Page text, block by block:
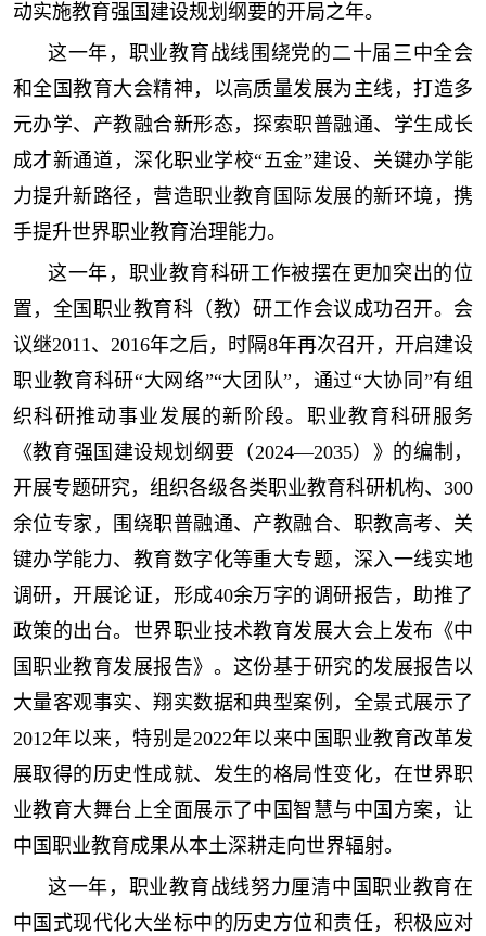
动实施教育强国建设规划纲要的开局之年。
这一年，职业教育战线围绕党的二十届三中全会
和全国教育大会精神，以高质量发展为主线，打造多
元办学、产教融合新形态，探索职普融通、学生成长
成才新通道，深化职业学校“五金”建设、关键办学能
力提升新路径，营造职业教育国际发展的新环境，携
手提升世界职业教育治理能力。
这一年，职业教育科研工作被摆在更加突出的位
置，全国职业教育科（教）研工作会议成功召开。会
议继2011、2016年之后，时隔8年再次召开，开启建设
职业教育科研“大网络”“大团队”，通过“大协同”有组
织科研推动事业发展的新阶段。职业教育科研服务
《教育强国建设规划纲要（2024—2035）》的编制，
开展专题研究，组织各级各类职业教育科研机构、300
余位专家，围绕职普融通、产教融合、职教高考、关
键办学能力、教育数字化等重大专题，深入一线实地
调研，开展论证，形成40余万字的调研报告，助推了
政策的出台。世界职业技术教育发展大会上发布《中
国职业教育发展报告》。这份基于研究的发展报告以
大量客观事实、翔实数据和典型案例，全景式展示了
2012年以来，特别是2022年以来中国职业教育改革发
展取得的历史性成就、发生的格局性变化，在世界职
业教育大舞台上全面展示了中国智慧与中国方案，让
中国职业教育成果从本土深耕走向世界辐射。
这一年，职业教育战线努力厘清中国职业教育在
中国式现代化大坐标中的历史方位和责任，积极应对